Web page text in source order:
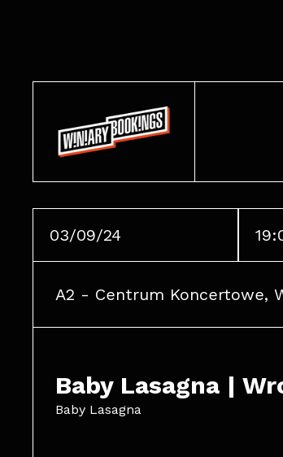
03/09/24
A2 - Centrum Koncertowe,
Baby Lasagna |
Baby Lasagna